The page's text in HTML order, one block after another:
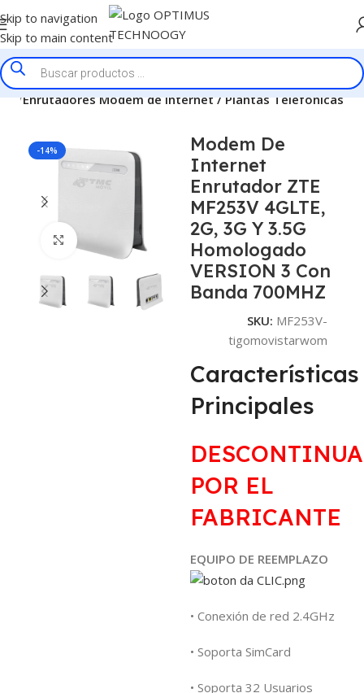
Skip to navigation
Skip to main content
Enrutadores Modem de Internet / Plantas Telefonicas
-14%
Click to enlarge
Modem De
Internet
Enrutador ZTE
MF253V 4GLTE,
2G, 3G Y 3.5G
Homologado
VERSION 3 Con
Banda 700MHZ
SKU: MF253V-
tigomovistarwom
Características
Principales
POR EL
FABRICANTE
EQUIPO DE REEMPLAZO
• Conexión de red 2.4GHz
• Soporta SimCard
• Soporta 32 Usuarios